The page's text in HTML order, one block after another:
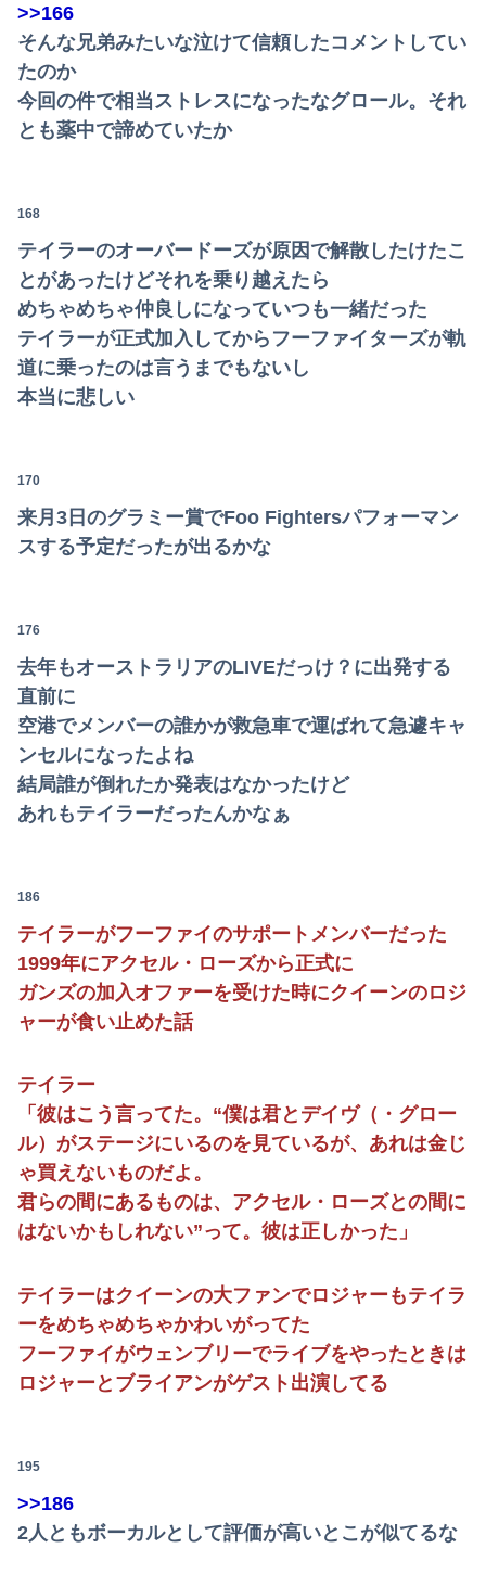
>>166
そんな兄弟みたいな泣けて信頼したコメントしてい
たのか
今回の件で相当ストレスになったなグロール。それ
とも薬中で諦めていたか
168
テイラーのオーバードーズが原因で解散したけたこ
とがあったけどそれを乗り越えたら
めちゃめちゃ仲良しになっていつも一緒だった
テイラーが正式加入してからフーファイターズが軌
道に乗ったのは言うまでもないし
本当に悲しい
170
来月3日のグラミー賞でFoo Fightersパフォーマン
スする予定だったが出るかな
176
去年もオーストラリアのLIVEだっけ？に出発する
直前に
空港でメンバーの誰かが救急車で運ばれて急遽キャ
ンセルになったよね
結局誰が倒れたか発表はなかったけど
あれもテイラーだったんかなぁ
186
テイラーがフーファイのサポートメンバーだった
1999年にアクセル・ローズから正式に
ガンズの加入オファーを受けた時にクイーンのロジ
ャーが食い止めた話
テイラー
「彼はこう言ってた。“僕は君とデイヴ（・グロー
ル）がステージにいるのを見ているが、あれは金じ
ゃ買えないものだよ。
君らの間にあるものは、アクセル・ローズとの間に
はないかもしれない”って。彼は正しかった」
テイラーはクイーンの大ファンでロジャーもテイラ
ーをめちゃめちゃかわいがってた
フーファイがウェンブリーでライブをやったときは
ロジャーとブライアンがゲスト出演してる
195
>>186
2人ともボーカルとして評価が高いとこが似てるな